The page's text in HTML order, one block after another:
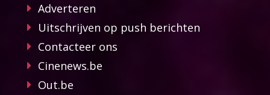
Adverteren
Uitschrijven op push berichten
Contacteer ons
Cinenews.be
Out.be